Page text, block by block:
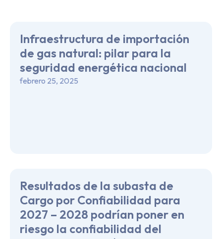
Infraestructura de importación
de gas natural: pilar para la
seguridad energética nacional
febrero 25, 2025
Resultados de la subasta de
Cargo por Confiabilidad para
2027 – 2028 podrían poner en
riesgo la confiabilidad del